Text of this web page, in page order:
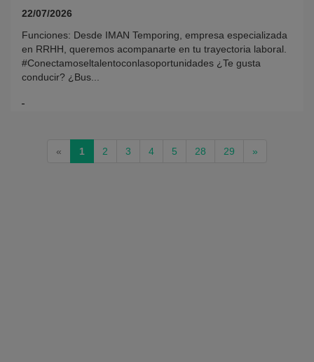
22/07/2026
Funciones: Desde IMAN Temporing, empresa especializada
en RRHH, queremos acompanarte en tu trayectoria laboral.
#Conectamoseltalentoconlasoportunidades ¿Te gusta
conducir? ¿Bus...
« 1 (current)
2 3 4 5 28 29 »